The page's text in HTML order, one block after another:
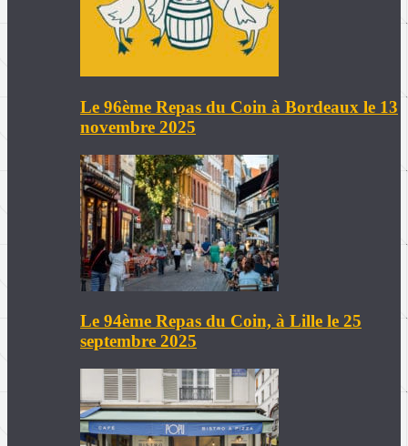
Le 96ème Repas du Coin à Bordeaux le 13
novembre 2025
Le 94ème Repas du Coin, à Lille le 25
septembre 2025